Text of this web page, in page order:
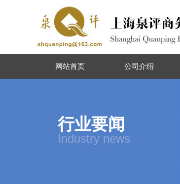
网站首页 公司介绍
行业要闻
Industry news